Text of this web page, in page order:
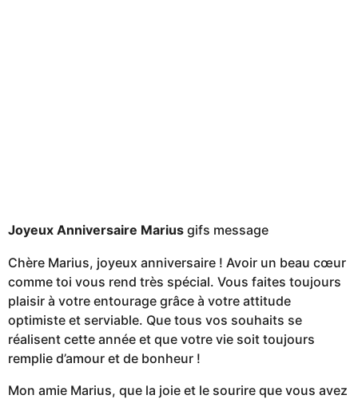
Joyeux Anniversaire Marius gifs message
Chère Marius, joyeux anniversaire ! Avoir un beau cœur
comme toi vous rend très spécial. Vous faites toujours
plaisir à votre entourage grâce à votre attitude
optimiste et serviable. Que tous vos souhaits se
réalisent cette année et que votre vie soit toujours
remplie d’amour et de bonheur !
Mon amie Marius, que la joie et le sourire que vous avez